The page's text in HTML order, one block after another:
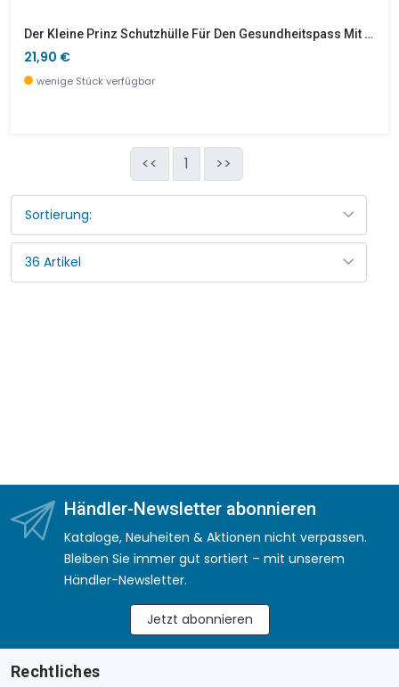
Der Kleine Prinz Schutzhülle Für Den Gesundheitspass Mit Sternen
21,90 €
wenige Stück verfügbar
<< 1 >>
Händler-Newsletter abonnieren
Kataloge, Neuheiten & Aktionen nicht verpassen.
Bleiben Sie immer gut sortiert – mit unserem
Händler-Newsletter.
Jetzt abonnieren
Rechtliches